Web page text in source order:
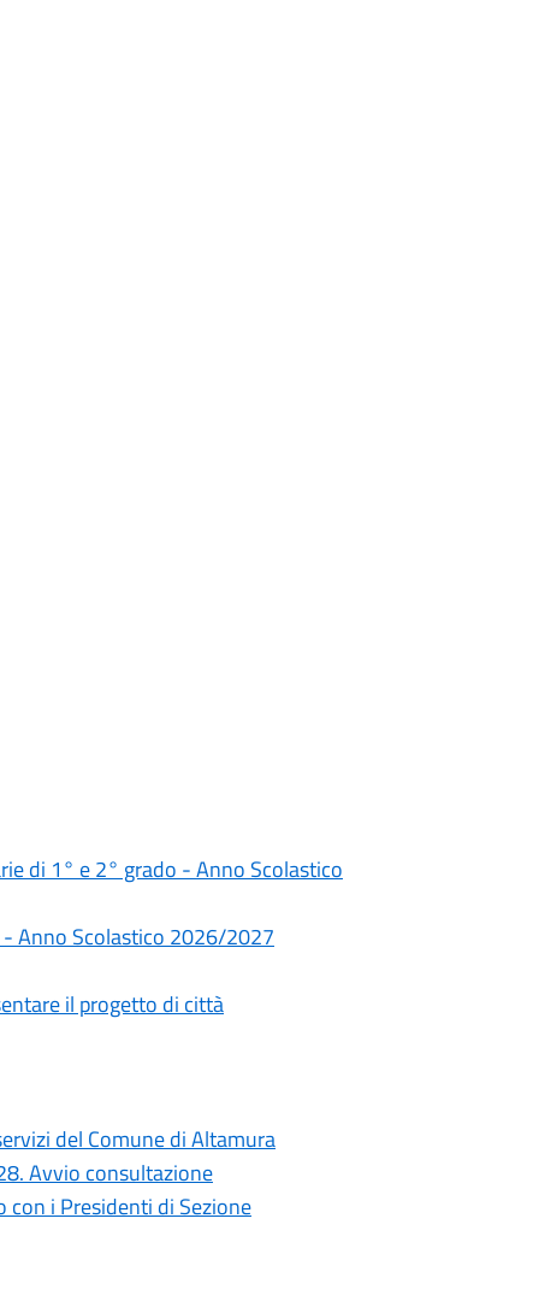
di 1° e 2° grado - Anno Scolastico
Anno Scolastico 2026/2027
il progetto di città
del Comune di Altamura
Avvio consultazione
i Presidenti di Sezione